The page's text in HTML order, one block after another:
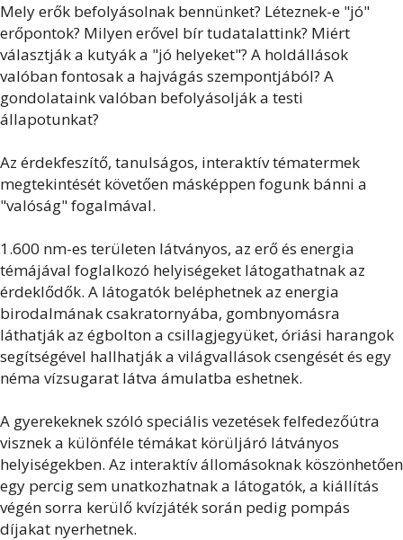
Mely erők befolyásolnak bennünket? Léteznek-e "jó"
erőpontok? Milyen erővel bír tudatalattink? Miért
választják a kutyák a "jó helyeket"? A holdállások
valóban fontosak a hajvágás szempontjából? A
gondolataink valóban befolyásolják a testi
állapotunkat?
Az érdekfeszítő, tanulságos, interaktív tématermek
megtekintését követően másképpen fogunk bánni a
"valóság" fogalmával.
1.600 nm-es területen látványos, az erő és energia
témájával foglalkozó helyiségeket látogathatnak az
érdeklődők. A látogatók beléphetnek az energia
birodalmának csakratornyába, gombnyomásra
láthatják az égbolton a csillagjegyüket, óriási harangok
segítségével hallhatják a világvallások csengését és egy
néma vízsugarat látva ámulatba eshetnek.
A gyerekeknek szóló speciális vezetések felfedezőútra
visznek a különféle témákat körüljáró látványos
helyiségekben. Az interaktív állomásoknak köszönhetően
egy percig sem unatkozhatnak a látogatók, a kiállítás
végén sorra kerülő kvízjáték során pedig pompás
díjakat nyerhetnek.